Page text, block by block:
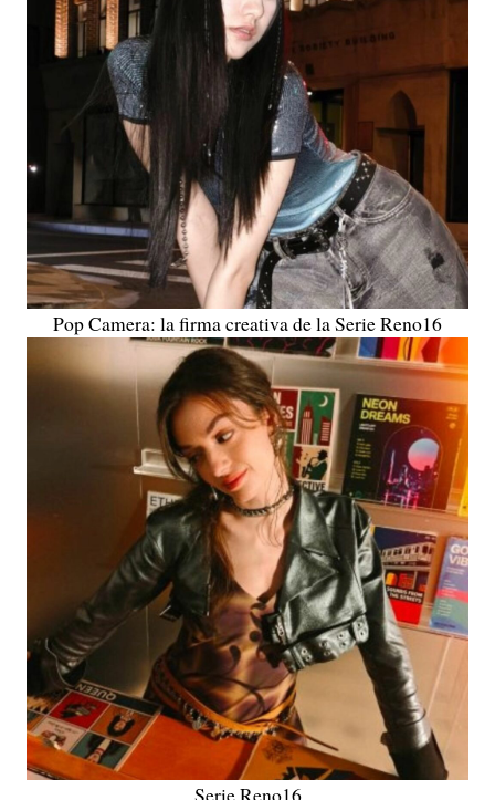
Pop Camera: la firma creativa de la Serie Reno16
Serie Reno16